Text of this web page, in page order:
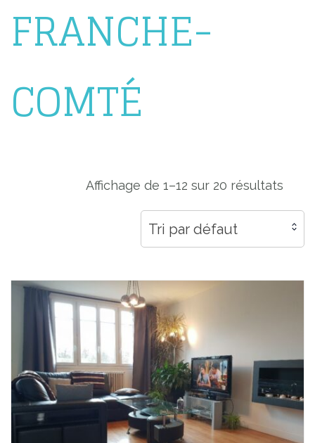
FRANCHE-
COMTÉ
Affichage de 1–12 sur 20 résultats
Tri par défaut